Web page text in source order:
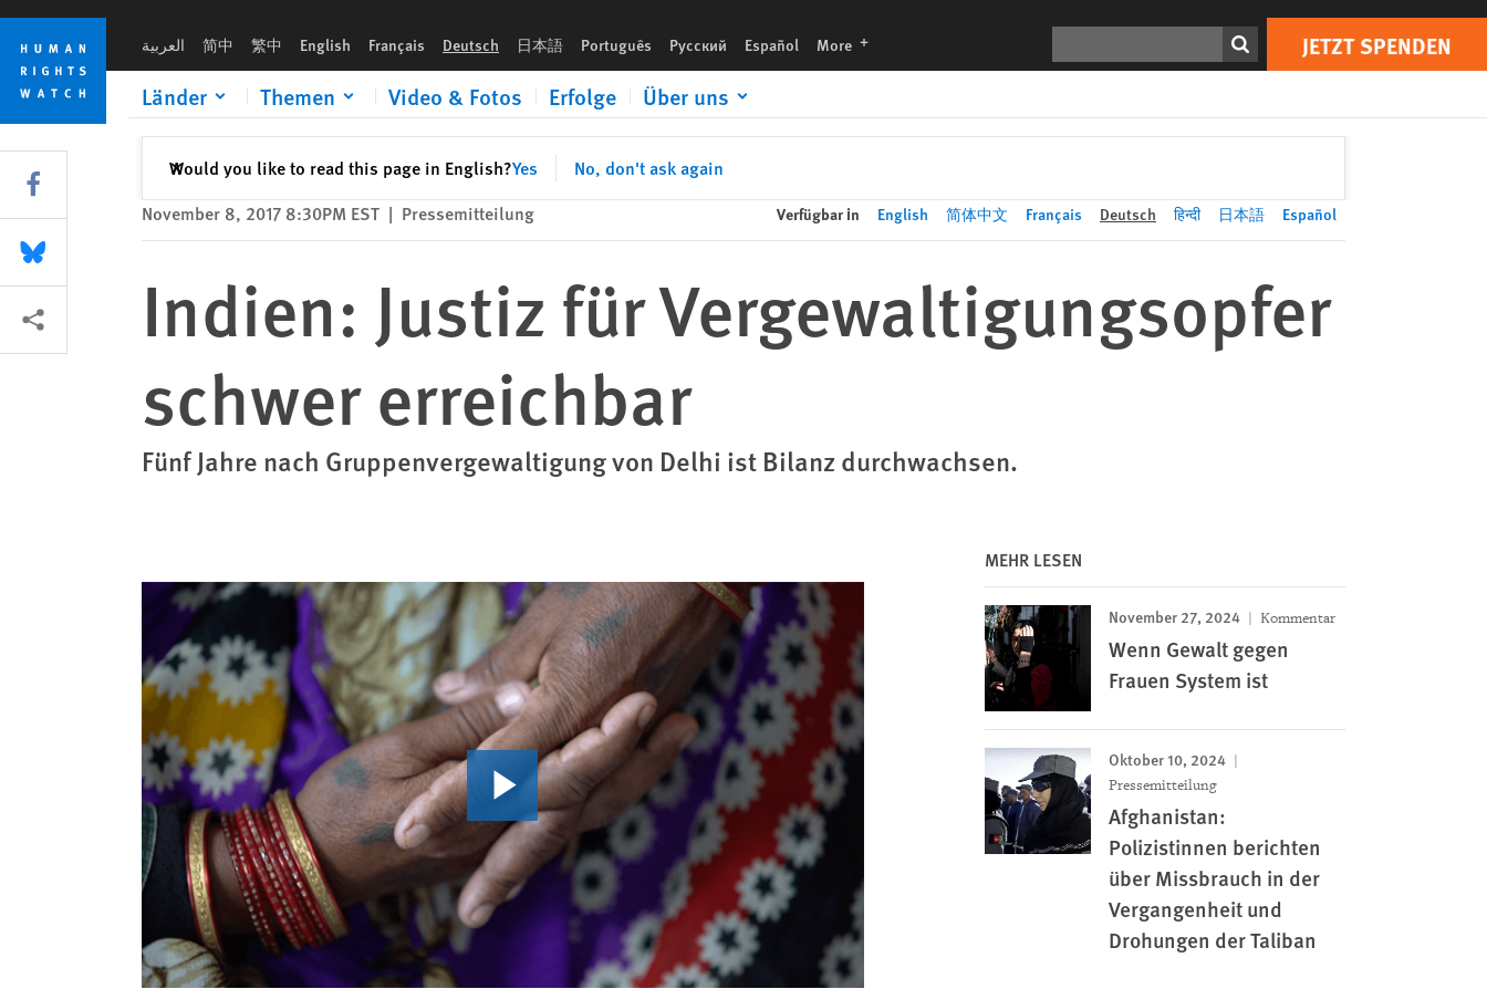
Skip
cookie
privacy
notice
Skip
main
content
العربية 简中 繁中 English Français Deutsch 日本語 Português Русский Español More languages JETZT SPENDEN
Länder Themen Video & Fotos Erfolge Über uns
Would you like to read this page in English?Yes No, don't ask again
✕Schließen
Print JETZT SPENDEN
November 8, 2017 8:30PM EST | Pressemitteilung Verfügbar in English 简体中文 Français Deutsch हिन्दी 日本語 Español
Indien: Justiz für Vergewaltigungsopfer
schwer erreichbar
Fünf Jahre nach Gruppenvergewaltigung von Delhi ist Bilanz durchwachsen.
MEHR LESEN
November 27, 2024 Kommentar
Wenn Gewalt gegen
Frauen System ist
Oktober 10, 2024
Pressemitteilung
Afghanistan:
Polizistinnen berichten
über Missbrauch in der
Vergangenheit und
Drohungen der Taliban
Share this via Facebook
Share this via Bluesky
More sharing options